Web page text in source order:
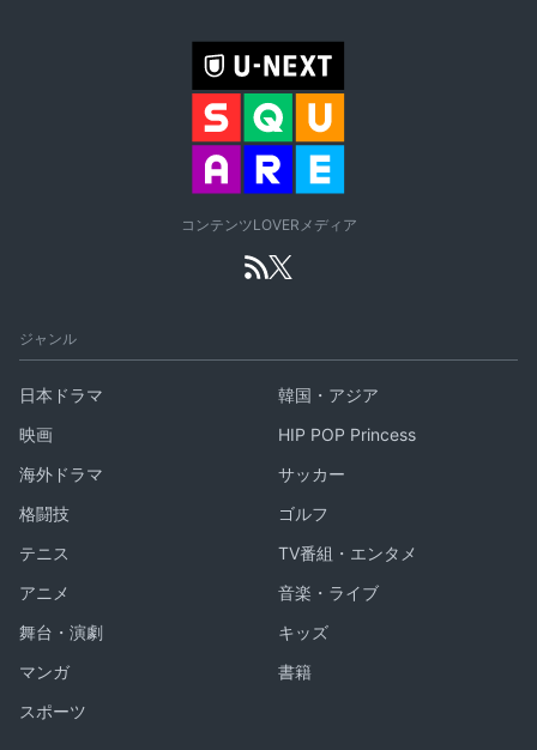
コンテンツLOVERメディア
ジャンル
日本ドラマ
韓国・アジア
映画
HIP POP Princess
海外ドラマ
サッカー
格闘技
ゴルフ
テニス
TV番組・エンタメ
アニメ
音楽・ライブ
舞台・演劇
キッズ
マンガ
書籍
スポーツ